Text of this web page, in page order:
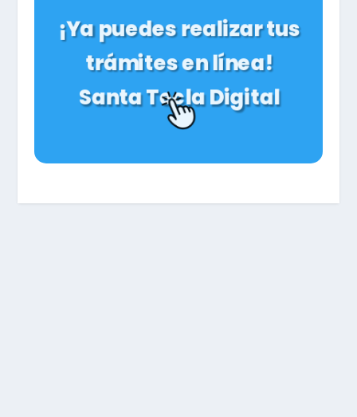
¡Ya puedes realizar tus
trámites en línea!
Santa Tecla Digital